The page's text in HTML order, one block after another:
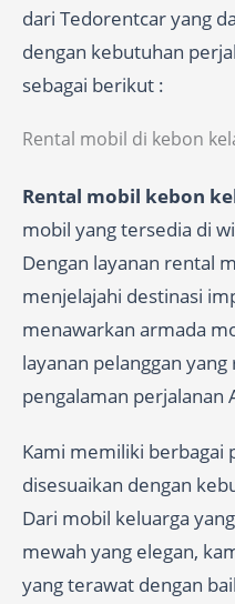
dari Tedorentcar yang
dengan kebutuhan
sebagai berikut :
Rental mobil di kebon
Rental mobil kebon
mobil yang tersedia di
Dengan layanan rental
menjelajahi destinasi
menawarkan armada
layanan pelanggan
pengalaman perjalanan
Kami memiliki berbagai
disesuaikan dengan
Dari mobil keluarga
mewah yang elegan,
yang terawat dengan